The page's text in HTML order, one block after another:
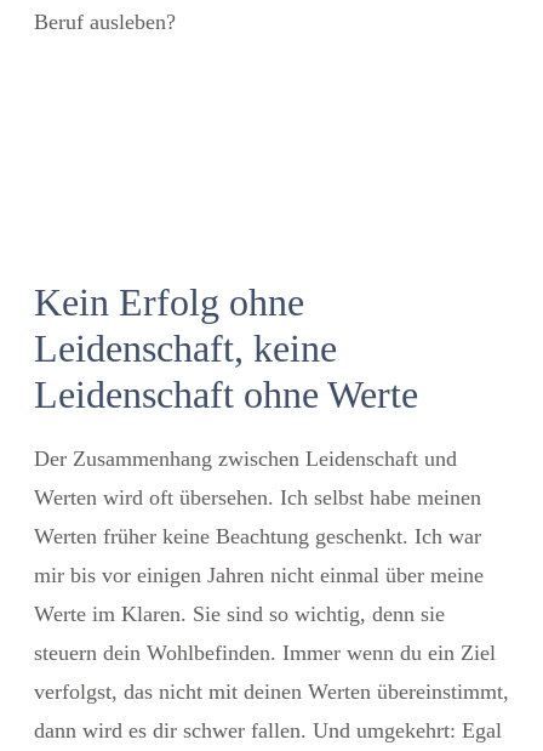
Beruf ausleben?
Kein Erfolg ohne
Leidenschaft, keine
Leidenschaft ohne Werte
Der Zusammenhang zwischen Leidenschaft und
Werten wird oft übersehen. Ich selbst habe meinen
Werten früher keine Beachtung geschenkt. Ich war
mir bis vor einigen Jahren nicht einmal über meine
Werte im Klaren. Sie sind so wichtig, denn sie
steuern dein Wohlbefinden. Immer wenn du ein Ziel
verfolgst, das nicht mit deinen Werten übereinstimmt,
dann wird es dir schwer fallen. Und umgekehrt: Egal